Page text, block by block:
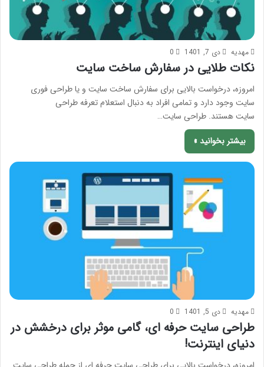
مهدیه دی 7, 1401 0
نکات طلایی در سفارش ساخت سایت
امروزه، درخواست بالایی برای سفارش ساخت سایت و یا طراحی فوری
سایت وجود دارد و تمامی افراد به دنبال استعلام تعرفه طراحی
سایت هستند. طراحی سایت…
بیشتر بخوانید »
مهدیه دی 5, 1401 0
طراحی سایت حرفه ای، گامی موثر برای درخشش در
دنیای اینترنت!